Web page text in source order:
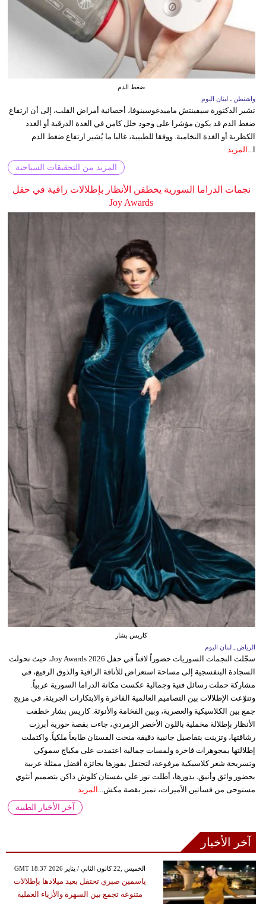
ضغط الدم
واشنطن ـ لبنان اليوم
تشير الدكتورة سيفينتش ماميدغوسينوفا، أخصائية أمراض القلب، إلى أن ارتفاع
ضغط الدم قد يكون مؤشرا على وجود خلل كامن في الغدة الدرقية أو الغدد
الكظرية أو الغدة النخامية. ووفقا للطبيبة، غالبا ما يُشير ارتفاع ضغط الدم
ا... المزيد
المزيد من التحقيقات السياحية
نجمات الدراما السورية يخطفن الأنظار بإطلالات راقية في حفل
Joy Awards
كاريس بشار
الرياض ـ لبنان اليوم
سجّلت النجمات السوريات حضوراً لافتاً في حفل Joy Awards 2026، حيث تحولت
السجادة البنفسجية إلى مساحة استعراض للأناقة الراقية والذوق الرفيع، في
مشاركة حملت رسائل فنية وجمالية عكست مكانة الدراما السورية عربياً.
وتنوّعت الإطلالات بين التصاميم العالمية الفاخرة والابتكارات الجريئة، في مزيج
جمع بين الكلاسيكية والعصرية، وبين الفخامة والأنوثة. كاريس بشار خطفت
الأنظار بإطلالة مخملية باللون الأخضر الزمردي، جاءت بقصة حورية أبرزت
رشاقتها، وتزينت بتفاصيل جانبية دقيقة منحت الفستان طابعاً ملكياً. واكتملت
إطلالتها بمجوهرات فاخرة ولمسات جمالية اعتمدت على مكياج سموكي
وتسريحة شعر كلاسيكية مرفوعة، لتحتفل بفوزها بجائزة أفضل ممثلة عربية
بحضور واثق وأنيق. بدورها، أطلت نور علي بفستان كلوش داكن بتصميم أنثوي
مستوحى من فساتين الأميرات، تميز بقصة مكش... المزيد
آخر الأخبار الطبية
آخر الأخبار
GMT 18:37 2026 الخميس ,22 كانون الثاني / يناير
ياسمين صبري تحتفل بعيد ميلادها بإطلالات
متنوعة تجمع بين السهرة والأزياء العملية